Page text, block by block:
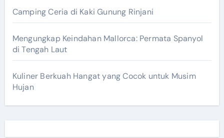
Camping Ceria di Kaki Gunung Rinjani
Mengungkap Keindahan Mallorca: Permata Spanyol
di Tengah Laut
Kuliner Berkuah Hangat yang Cocok untuk Musim
Hujan